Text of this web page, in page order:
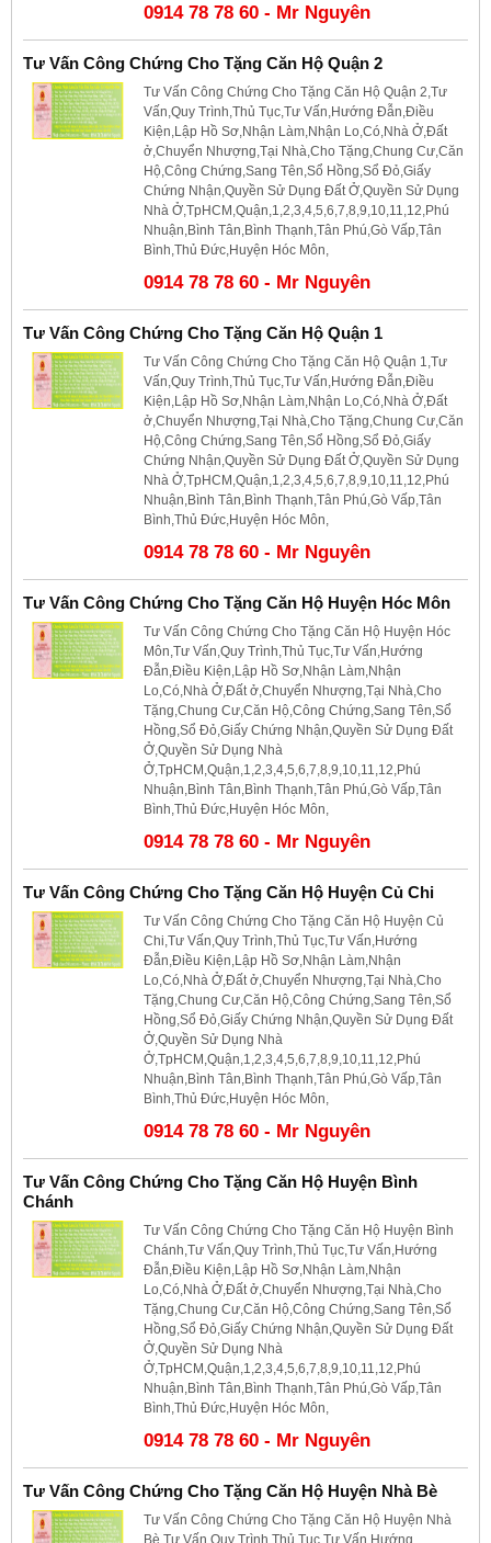
0914 78 78 60 - Mr Nguyên
Tư Vấn Công Chứng Cho Tặng Căn Hộ Quận 2
Tư Vấn Công Chứng Cho Tặng Căn Hộ Quận 2,Tư
Vấn,Quy Trình,Thủ Tục,Tư Vấn,Hướng Đẫn,Điều
Kiện,Lập Hồ Sơ,Nhận Làm,Nhận Lo,Có,Nhà Ở,Đất
ở,Chuyển Nhượng,Tại Nhà,Cho Tặng,Chung Cư,Căn
Hộ,Công Chứng,Sang Tên,Sổ Hồng,Sổ Đỏ,Giấy
Chứng Nhận,Quyền Sử Dụng Đất Ở,Quyền Sử Dụng
Nhà Ở,TpHCM,Quận,1,2,3,4,5,6,7,8,9,10,11,12,Phú
Nhuận,Bình Tân,Bình Thạnh,Tân Phú,Gò Vấp,Tân
Bình,Thủ Đức,Huyện Hóc Môn,
0914 78 78 60 - Mr Nguyên
Tư Vấn Công Chứng Cho Tặng Căn Hộ Quận 1
Tư Vấn Công Chứng Cho Tặng Căn Hộ Quận 1,Tư
Vấn,Quy Trình,Thủ Tục,Tư Vấn,Hướng Đẫn,Điều
Kiện,Lập Hồ Sơ,Nhận Làm,Nhận Lo,Có,Nhà Ở,Đất
ở,Chuyển Nhượng,Tại Nhà,Cho Tặng,Chung Cư,Căn
Hộ,Công Chứng,Sang Tên,Sổ Hồng,Sổ Đỏ,Giấy
Chứng Nhận,Quyền Sử Dụng Đất Ở,Quyền Sử Dụng
Nhà Ở,TpHCM,Quận,1,2,3,4,5,6,7,8,9,10,11,12,Phú
Nhuận,Bình Tân,Bình Thạnh,Tân Phú,Gò Vấp,Tân
Bình,Thủ Đức,Huyện Hóc Môn,
0914 78 78 60 - Mr Nguyên
Tư Vấn Công Chứng Cho Tặng Căn Hộ Huyện Hóc Môn
Tư Vấn Công Chứng Cho Tặng Căn Hộ Huyện Hóc
Môn,Tư Vấn,Quy Trình,Thủ Tục,Tư Vấn,Hướng
Đẫn,Điều Kiện,Lập Hồ Sơ,Nhận Làm,Nhận
Lo,Có,Nhà Ở,Đất ở,Chuyển Nhượng,Tại Nhà,Cho
Tặng,Chung Cư,Căn Hộ,Công Chứng,Sang Tên,Sổ
Hồng,Sổ Đỏ,Giấy Chứng Nhận,Quyền Sử Dụng Đất
Ở,Quyền Sử Dụng Nhà
Ở,TpHCM,Quận,1,2,3,4,5,6,7,8,9,10,11,12,Phú
Nhuận,Bình Tân,Bình Thạnh,Tân Phú,Gò Vấp,Tân
Bình,Thủ Đức,Huyện Hóc Môn,
0914 78 78 60 - Mr Nguyên
Tư Vấn Công Chứng Cho Tặng Căn Hộ Huyện Củ Chi
Tư Vấn Công Chứng Cho Tặng Căn Hộ Huyện Củ
Chi,Tư Vấn,Quy Trình,Thủ Tục,Tư Vấn,Hướng
Đẫn,Điều Kiện,Lập Hồ Sơ,Nhận Làm,Nhận
Lo,Có,Nhà Ở,Đất ở,Chuyển Nhượng,Tại Nhà,Cho
Tặng,Chung Cư,Căn Hộ,Công Chứng,Sang Tên,Sổ
Hồng,Sổ Đỏ,Giấy Chứng Nhận,Quyền Sử Dụng Đất
Ở,Quyền Sử Dụng Nhà
Ở,TpHCM,Quận,1,2,3,4,5,6,7,8,9,10,11,12,Phú
Nhuận,Bình Tân,Bình Thạnh,Tân Phú,Gò Vấp,Tân
Bình,Thủ Đức,Huyện Hóc Môn,
0914 78 78 60 - Mr Nguyên
Tư Vấn Công Chứng Cho Tặng Căn Hộ Huyện Bình
Chánh
Tư Vấn Công Chứng Cho Tặng Căn Hộ Huyện Bình
Chánh,Tư Vấn,Quy Trình,Thủ Tục,Tư Vấn,Hướng
Đẫn,Điều Kiện,Lập Hồ Sơ,Nhận Làm,Nhận
Lo,Có,Nhà Ở,Đất ở,Chuyển Nhượng,Tại Nhà,Cho
Tặng,Chung Cư,Căn Hộ,Công Chứng,Sang Tên,Sổ
Hồng,Sổ Đỏ,Giấy Chứng Nhận,Quyền Sử Dụng Đất
Ở,Quyền Sử Dụng Nhà
Ở,TpHCM,Quận,1,2,3,4,5,6,7,8,9,10,11,12,Phú
Nhuận,Bình Tân,Bình Thạnh,Tân Phú,Gò Vấp,Tân
Bình,Thủ Đức,Huyện Hóc Môn,
0914 78 78 60 - Mr Nguyên
Tư Vấn Công Chứng Cho Tặng Căn Hộ Huyện Nhà Bè
Tư Vấn Công Chứng Cho Tặng Căn Hộ Huyện Nhà
Bè,Tư Vấn,Quy Trình,Thủ Tục,Tư Vấn,Hướng